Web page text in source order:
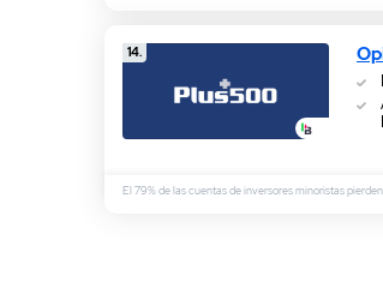
14.
El 79% de las cuentas de inversores minoristas